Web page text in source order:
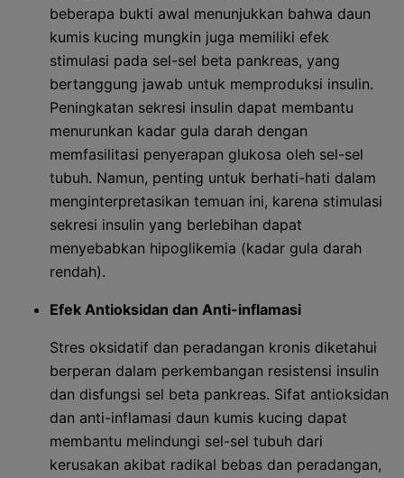
beberapa bukti awal menunjukkan bahwa daun
kumis kucing mungkin juga memiliki efek
stimulasi pada sel-sel beta pankreas, yang
bertanggung jawab untuk memproduksi insulin.
Peningkatan sekresi insulin dapat membantu
menurunkan kadar gula darah dengan
memfasilitasi penyerapan glukosa oleh sel-sel
tubuh. Namun, penting untuk berhati-hati dalam
menginterpretasikan temuan ini, karena stimulasi
sekresi insulin yang berlebihan dapat
menyebabkan hipoglikemia (kadar gula darah
rendah).
Efek Antioksidan dan Anti-inflamasi
Stres oksidatif dan peradangan kronis diketahui
berperan dalam perkembangan resistensi insulin
dan disfungsi sel beta pankreas. Sifat antioksidan
dan anti-inflamasi daun kumis kucing dapat
membantu melindungi sel-sel tubuh dari
kerusakan akibat radikal bebas dan peradangan,